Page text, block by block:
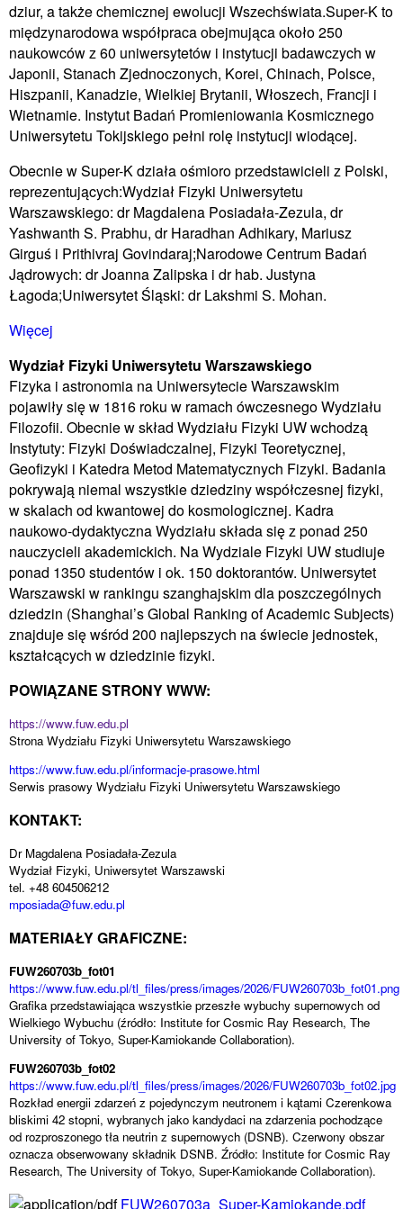
dziur, a także chemicznej ewolucji Wszechświata.Super-K to
międzynarodowa współpraca obejmująca około 250
naukowców z 60 uniwersytetów i instytucji badawczych w
Japonii, Stanach Zjednoczonych, Korei, Chinach, Polsce,
Hiszpanii, Kanadzie, Wielkiej Brytanii, Włoszech, Francji i
Wietnamie. Instytut Badań Promieniowania Kosmicznego
Uniwersytetu Tokijskiego pełni rolę instytucji wiodącej.
Obecnie w Super-K działa ośmioro przedstawicieli z Polski,
reprezentujących:Wydział Fizyki Uniwersytetu
Warszawskiego: dr Magdalena Posiadała-Zezula, dr
Yashwanth S. Prabhu, dr Haradhan Adhikary, Mariusz
Girguś i Prithivraj Govindaraj;Narodowe Centrum Badań
Jądrowych: dr Joanna Zalipska i dr hab. Justyna
Łagoda;Uniwersytet Śląski: dr Lakshmi S. Mohan.
Więcej
Wydział Fizyki Uniwersytetu Warszawskiego
Fizyka i astronomia na Uniwersytecie Warszawskim
pojawiły się w 1816 roku w ramach ówczesnego Wydziału
Filozofii. Obecnie w skład Wydziału Fizyki UW wchodzą
Instytuty: Fizyki Doświadczalnej, Fizyki Teoretycznej,
Geofizyki i Katedra Metod Matematycznych Fizyki. Badania
pokrywają niemal wszystkie dziedziny współczesnej fizyki,
w skalach od kwantowej do kosmologicznej. Kadra
naukowo-dydaktyczna Wydziału składa się z ponad 250
nauczycieli akademickich. Na Wydziale Fizyki UW studiuje
ponad 1350 studentów i ok. 150 doktorantów. Uniwersytet
Warszawski w rankingu szanghajskim dla poszczególnych
dziedzin (Shanghai’s Global Ranking of Academic Subjects)
znajduje się wśród 200 najlepszych na świecie jednostek,
kształcących w dziedzinie fizyki.
POWIĄZANE STRONY WWW:
https://www.fuw.edu.pl
Strona Wydziału Fizyki Uniwersytetu Warszawskiego
https://www.fuw.edu.pl/informacje-prasowe.html
Serwis prasowy Wydziału Fizyki Uniwersytetu Warszawskiego
KONTAKT:
Dr Magdalena Posiadała-Zezula
Wydział Fizyki, Uniwersytet Warszawski
tel. +48 604506212
mposiada@fuw.edu.pl
MATERIAŁY GRAFICZNE:
FUW260703b_fot01
https://www.fuw.edu.pl/tl_files/press/images/2026/FUW260703b_fot01.png
Grafika przedstawiająca wszystkie przeszłe wybuchy supernowych od
Wielkiego Wybuchu (źródło: Institute for Cosmic Ray Research, The
University of Tokyo, Super-Kamiokande Collaboration).
FUW260703b_fot02
https://www.fuw.edu.pl/tl_files/press/images/2026/FUW260703b_fot02.jpg
Rozkład energii zdarzeń z pojedynczym neutronem i kątami Czerenkowa
bliskimi 42 stopni, wybranych jako kandydaci na zdarzenia pochodzące
od rozproszonego tła neutrin z supernowych (DSNB). Czerwony obszar
oznacza obserwowany składnik DSNB. Źródło: Institute for Cosmic Ray
Research, The University of Tokyo, Super-Kamiokande Collaboration).
FUW260703a_Super-Kamiokande.pdf